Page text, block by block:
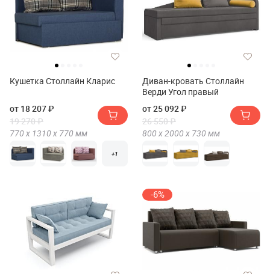
Кушетка Столлайн Кларис
от 18 207 ₽
19 270 ₽
770 х 1310 х 770 мм
+1
Диван-кровать Столлайн
Верди Угол правый
от 25 092 ₽
26 550 ₽
800 х2000 х 730 мм
-6%